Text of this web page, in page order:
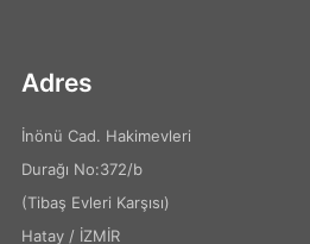
Adres
İnönü Cad. Hakimevleri
Durağı No:372/b
(Tibaş Evleri Karşısı)
Hatay / İZMİR